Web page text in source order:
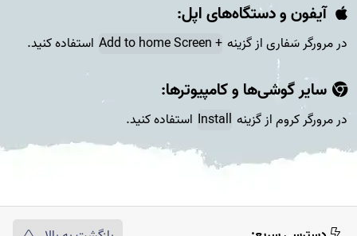
آیفون و دستگاه‌های اپل:
در مرورگر سَفاری از گزینه + Add to home Screen استفاده کنید.
سایر گوشی‌ها و کامپیوتر‌ها:
در مرورگر کروم از گزینه Install استفاده کنید.